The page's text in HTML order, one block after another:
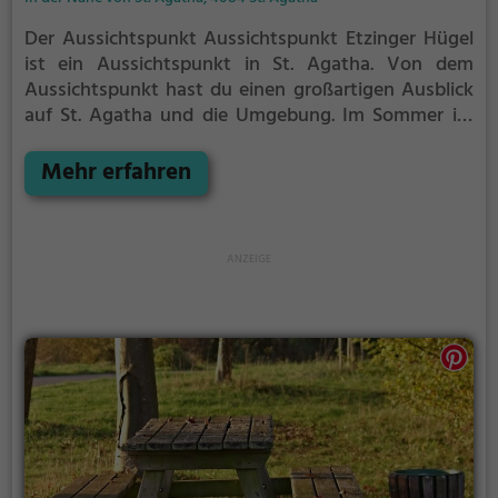
Der Aussichtspunkt Aussichtspunkt Etzinger Hügel
ist ein Aussichtspunkt in St. Agatha. Von dem
Aussichtspunkt hast du einen großartigen Ausblick
auf St. Agatha und die Umgebung. Im Sommer ist
ein schönes Ausflugsziel für Familienausflüge,
Wanderungen oder zum Picknicken und lockt an
Mehr erfahren